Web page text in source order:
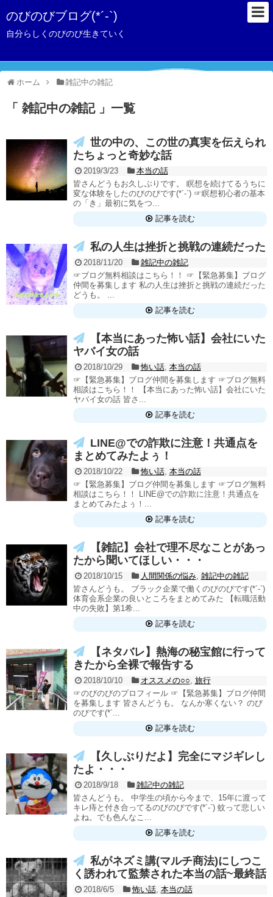
のびのびブログ(*´-`)
自分らしくのびのび生きていく
ホーム 雑記中の雑記
「 雑記中の雑記 」一覧
世の中の、この世の真実を伝えられ
たちょっと奇妙な話
2019/3/23
本当の話
皆さんどうもお久しぶりです。 瞑想を続けてるうちに
変な体験をしたのびのびです(*´-`) ☞瞑想初心者の基本
の「き」最初に気をつ...
記事を読む
私の人生は挫折と挑戦の連続だった
2018/11/20
雑記中の雑記
☞ブログ無料相談はこちら！！ ☞【緊急募集】ブログ
仲間を募集します 私の人生は挫折と挑戦の連続だった
どうも。 ...
記事を読む
【本当にあった怖い話】会社にいた
ヤバイ女の話
2018/10/29 怖い話, 本当の話
☞【緊急募集】ブログ仲間を募集します ☞ブログ無料
相談はこちら！！ 【本当にあった怖い話】会社にいた
ヤバイ女の話 皆さ...
記事を読む
LINE@での詐欺に注意！共通点を
まとめてみたよぅ！
2018/10/22 怖い話, 本当の話
☞【緊急募集】ブログ仲間を募集します ☞ブログ無料
相談はこちら！！ LINE@での詐欺に注意！共通点を
まとめてみたよぅ！...
記事を読む
【雑記】会社で理不尽なことがあっ
たから聞いてほしい・・・
2018/10/15 人間関係の悩み, 雑記中の雑記
皆さんどうも。 ブラック企業で働くのびのびです(*´-`)
体育会系企業の良いところをまとめてみた 【転職活動
中の失敗】第1希...
記事を読む
【ネタバレ】熱海の秘宝館に行って
きたから全裸で報告する
2018/10/10 オススメの○○, 旅行
☞のびのびのプロフィール ☞【緊急募集】ブログ仲間
を募集します 皆さんどうも。 なんか寒くない？ のび
のびです(*´...
記事を読む
【久しぶりだよ】完全にマジギレし
たよ・・・
2018/9/18
雑記中の雑記
皆さんどうも。 中学生の頃から今まで、15年に渡って
キレ痔と付き合ってるのびのびです(*´-`) 蚊って悲しい
よね。でも色んなこ...
記事を読む
私がネズミ講(マルチ商法)にしつこ
く誘われて監禁された本当の話~最終話
2018/6/5 怖い話, 本当の話